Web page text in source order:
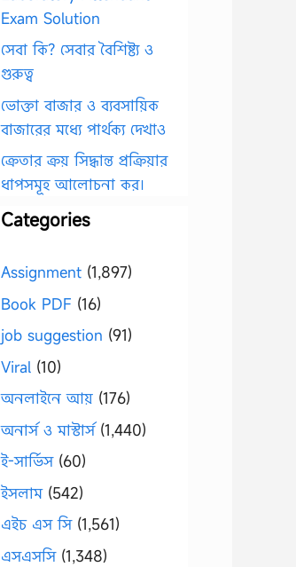
Exam Solution
সেবা কি? সেবার বৈশিষ্ট্য ও
গুরুত্ব
ভোক্তা বাজার ও ব্যবসায়িক
বাজারের মধ্যে পার্থক্য দেখাও
ক্রেতার ক্রয় সিদ্ধান্ত প্রক্রিয়ার
ধাপসমূহ আলোচনা কর।
Categories
Assignment (1,897)
Book PDF (16)
job suggestion (91)
Viral (10)
অনলাইনে আয় (176)
অনার্স ও মাস্টার্স(1,440)
ই-সার্ভিস(60)
ইসলাম(542)
এইচ এস সি(1,561)
এসএসসি(1,348)